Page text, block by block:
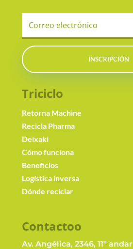
INSCRIPCIÓN
Triciclo
Retorna Machine
Recicla Pharma
Deixaki
Cómo funciona
Beneficios
Logística inversa
Dónde reciclar
Contactoo
Av. Angélica, 2346, 11º andar